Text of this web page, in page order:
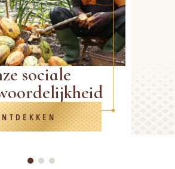
sociale